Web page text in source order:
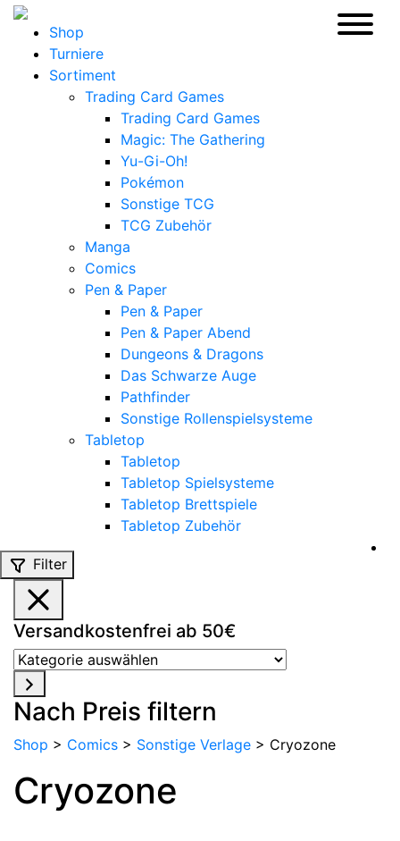
Shop
Turniere
Sortiment
Trading Card Games
Trading Card Games
Magic: The Gathering
Yu-Gi-Oh!
Pokémon
Sonstige TCG
TCG Zubehör
Manga
Comics
Pen & Paper
Pen & Paper
Pen & Paper Abend
Dungeons & Dragons
Das Schwarze Auge
Pathfinder
Sonstige Rollenspielsysteme
Tabletop
Tabletop
Tabletop Spielsysteme
Tabletop Brettspiele
Tabletop Zubehör
Filter
Versandkostenfrei ab 50€
Kategorie
auswählen
Nach Preis filtern
Shop > Comics > Sonstige Verlage > Cryozone
Cryozone